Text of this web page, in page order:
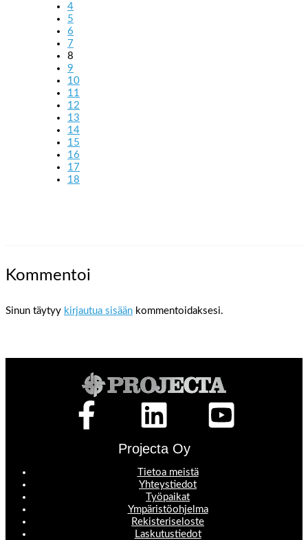
4
5
6
7
8
9
10
11
12
13
14
15
16
17
18
Kommentoi
Sinun täytyy kirjautua sisään kommentoidaksesi.
Projecta Oy
Tietoa meistä
Yhteystiedot
Työpaikat
Ympäristöohjelma
Rekisteriseloste
Laskutustiedot